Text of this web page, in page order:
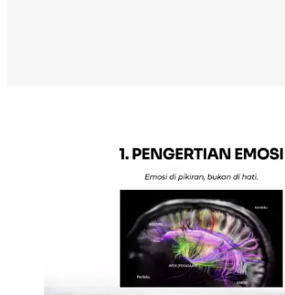
Webinar Berdamai Dengan Emosi - Adjie
Santosoputro, Charissa Publisher